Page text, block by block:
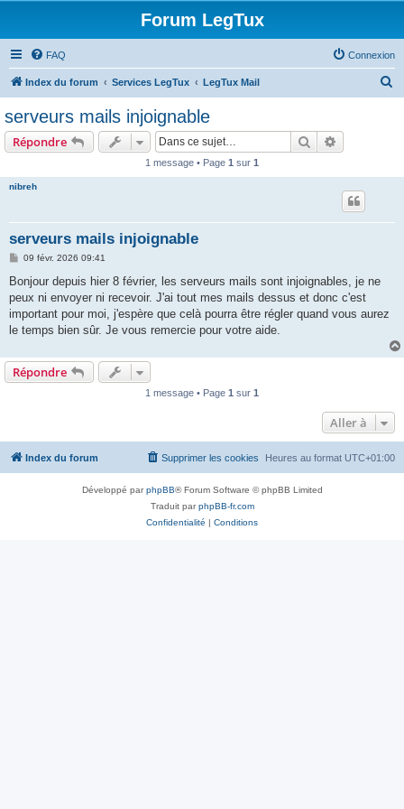
Forum LegTux
FAQ Connexion
Index du forum Services LegTux LegTux Mail
serveurs mails injoignable
Répondre Rechercher
1 message • Page 1 sur 1
nibreh
serveurs mails injoignable
M
s
a
g
e
09 févr. 2026 09:41
Bonjour depuis hier 8 février, les serveurs mails sont injoignables, je ne
peux ni envoyer ni recevoir. J'ai tout mes mails dessus et donc c'est
important pour moi, j'espère que celà pourra être régler quand vous aurez
le temps bien sûr. Je vous remercie pour votre aide.
Répondre
1 message • Page 1 sur 1
Aller à
Index du forum Heures au format UTC+01:00
Supprimer les cookies
Développé parphpBB® Forum Software © phpBB Limited
Traduit parphpBB-fr.com
Confidentialité | Conditions